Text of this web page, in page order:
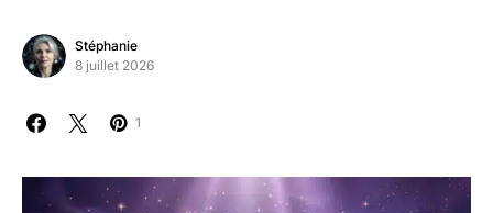
Stéphanie
8 juillet 2026
1